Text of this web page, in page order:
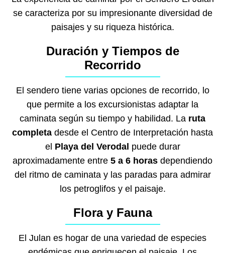
se caracteriza por su impresionante diversidad de
paisajes y su riqueza histórica.
Duración y Tiempos de
Recorrido
El sendero tiene varias opciones de recorrido, lo
que permite a los excursionistas adaptar la
caminata según su tiempo y habilidad. La ruta
completa desde el Centro de Interpretación hasta
el Playa del Verodal puede durar
aproximadamente entre 5 a 6 horas dependiendo
del ritmo de caminata y las paradas para admirar
los petroglifos y el paisaje.
Flora y Fauna
El Julan es hogar de una variedad de especies